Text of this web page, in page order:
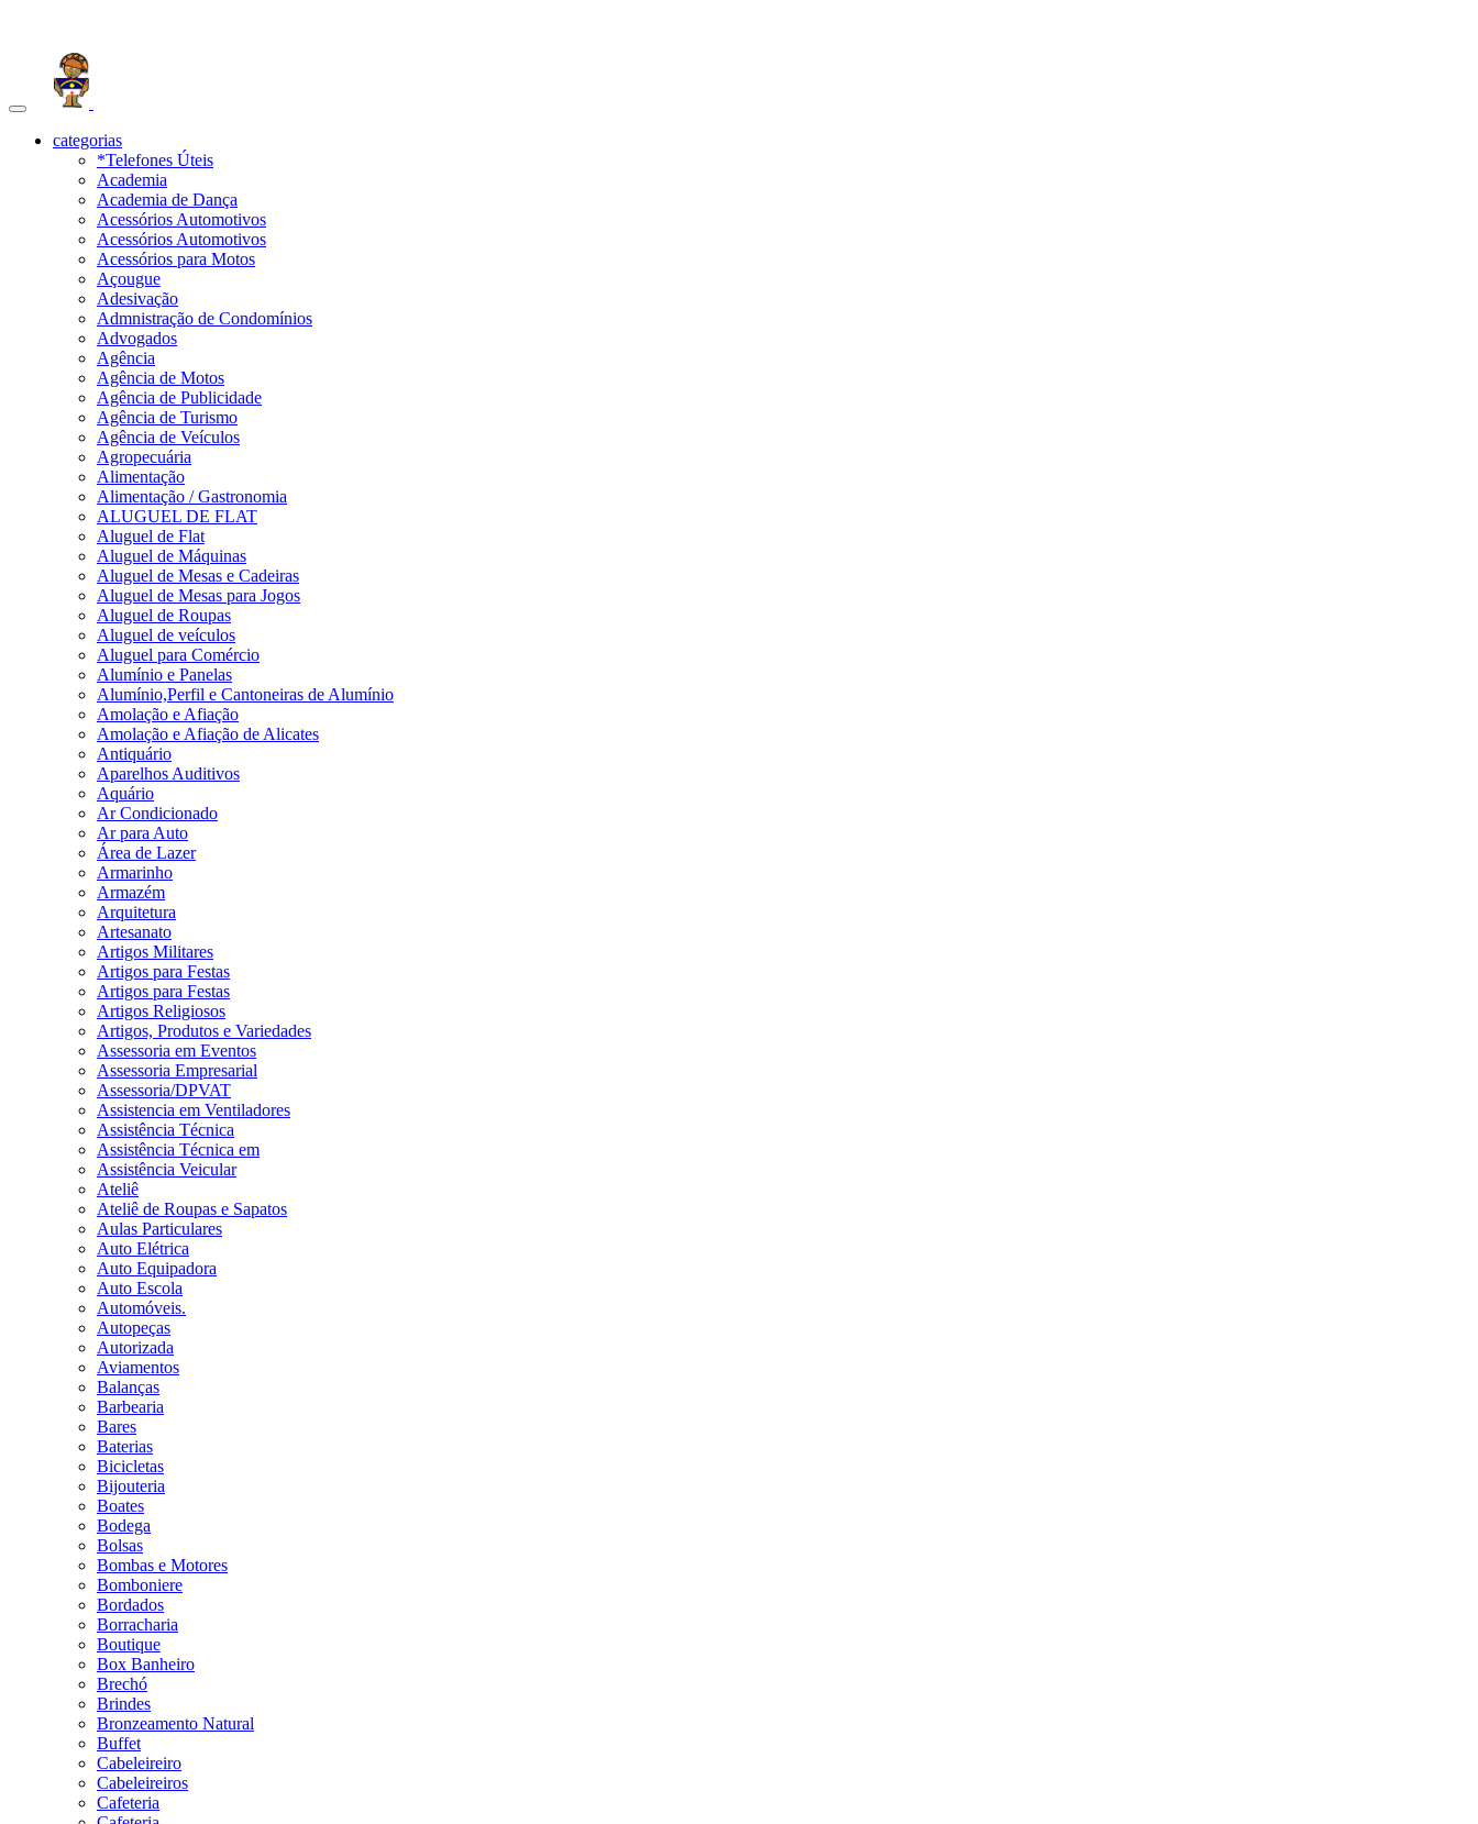
Toggle
navigationcategorias
*Telefones Úteis
Academia
Academia de Dança
Acessórios Automotivos
Acessórios Automotivos
Acessórios para Motos
Açougue
Adesivação
Admnistração de Condomínios
Advogados
Agência
Agência de Motos
Agência de Publicidade
Agência de Turismo
Agência de Veículos
Agropecuária
Alimentação
Alimentação / Gastronomia
ALUGUEL DE FLAT
Aluguel de Flat
Aluguel de Máquinas
Aluguel de Mesas e Cadeiras
Aluguel de Mesas para Jogos
Aluguel de Roupas
Aluguel de veículos
Aluguel para Comércio
Alumínio e Panelas
Alumínio,Perfil e Cantoneiras de Alumínio
Amolação e Afiação
Amolação e Afiação de Alicates
Antiquário
Aparelhos Auditivos
Aquário
Ar Condicionado
Ar para Auto
Área de Lazer
Armarinho
Armazém
Arquitetura
Artesanato
Artigos Militares
Artigos para Festas
Artigos para Festas
Artigos Religiosos
Artigos, Produtos e Variedades
Assessoria em Eventos
Assessoria Empresarial
Assessoria/DPVAT
Assistencia em Ventiladores
Assistência Técnica
Assistência Técnica em
Assistência Veicular
Ateliê
Ateliê de Roupas e Sapatos
Aulas Particulares
Auto Elétrica
Auto Equipadora
Auto Escola
Automóveis.
Autopeças
Autorizada
Aviamentos
Balanças
Barbearia
Bares
Baterias
Bicicletas
Bijouteria
Boates
Bodega
Bolsas
Bombas e Motores
Bomboniere
Bordados
Borracharia
Boutique
Box Banheiro
Brechó
Brindes
Bronzeamento Natural
Buffet
Cabeleireiro
Cabeleireiros
Cafeteria